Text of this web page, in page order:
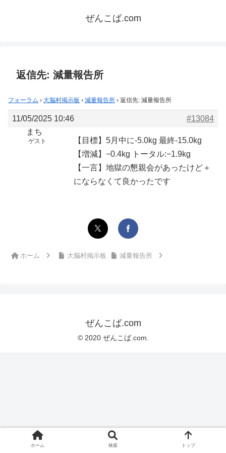
ぜんこば.com
返信先: 減量報告所
フォーラム › 大脳村掲示板 › 減量報告所 › 返信先: 減量報告所
11/05/2025 10:46
#13084
まち
ゲスト
【目標】5月中に-5.0kg 最終-15.0kg
【増減】−0.4kg トータル:−1.9kg
【一言】地獄の懇親会があったけど＋
にならなくて良かったです
ホーム 大脳村掲示板 減量報告所
ぜんこば.com
© 2020 ぜんこば.com.
ホーム 検索 トップ